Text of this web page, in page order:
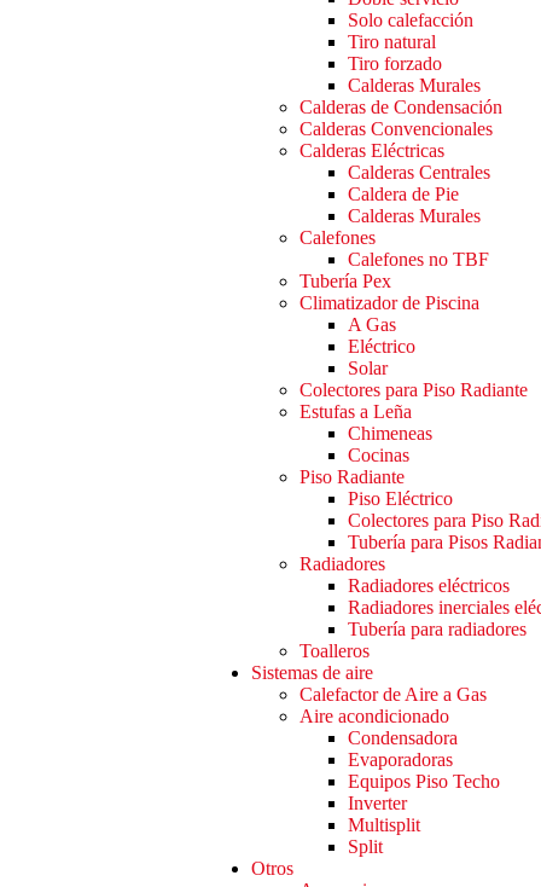
Solo calefacción
Tiro natural
Tiro forzado
Calderas Murales
Calderas de Condensación
Calderas Convencionales
Calderas Eléctricas
Calderas Centrales
Caldera de Pie
Calderas Murales
Calefones
Calefones no TBF
Tubería Pex
Climatizador de Piscina
A Gas
Eléctrico
Solar
Colectores para Piso Radiante
Estufas a Leña
Chimeneas
Cocinas
Piso Radiante
Piso Eléctrico
Colectores para Piso
Tubería para Pisos
Radiadores
Radiadores eléctricos
Radiadores inerciales
Tubería para radiadores
Toalleros
Sistemas de aire
Calefactor de Aire a Gas
Aire acondicionado
Condensadora
Evaporadoras
Equipos Piso Techo
Inverter
Multisplit
Split
Otros